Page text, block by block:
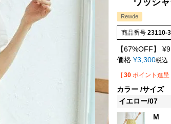
ワッシ
Rewde
商品番号 23110-
【67%OFF】 ¥
価格 ¥3,300税込
[ 30 ポイント進呈
カラー サイズ
イエロー/07
M